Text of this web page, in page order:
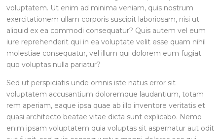
voluptatem. Ut enim ad minima veniam, quis nostrum
exercitationem ullam corporis suscipit laboriosam, nisi ut
aliquid ex ea commodi consequatur? Quis autem vel eum
iure reprehenderit qui in ea voluptate velit esse quam nihil
molestiae consequatur, vel illum qui dolorem eum fugiat
quo voluptas nulla pariatur?
Sed ut perspiciatis unde omnis iste natus error sit
voluptatem accusantium doloremque laudantium, totam
rem aperiam, eaque ipsa quae ab illo inventore veritatis et
quasi architecto beatae vitae dicta sunt explicabo. Nemo
enim ipsam voluptatem quia voluptas sit aspernatur aut odit